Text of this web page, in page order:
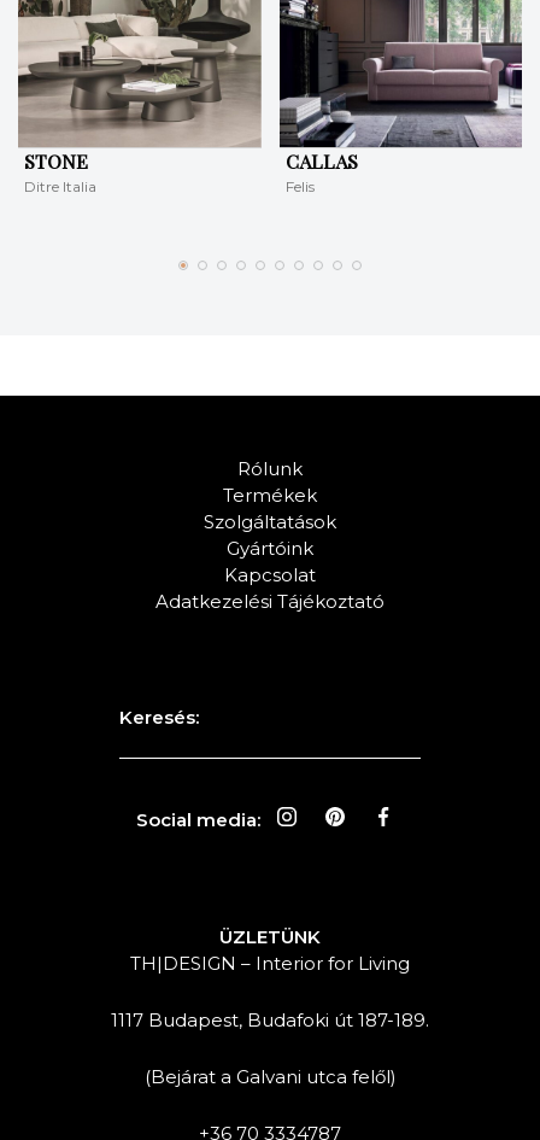
STONE
Ditre Italia
CALLAS
Felis
Rólunk
Termékek
Szolgáltatások
Gyártóink
Kapcsolat
Adatkezelési Tájékoztató
Keresés:
Social media:
ÜZLETÜNK
TH|DESIGN – Interior for Living
1117 Budapest, Budafoki út 187-189.
(Bejárat a Galvani utca felől)
+36 70 3334787